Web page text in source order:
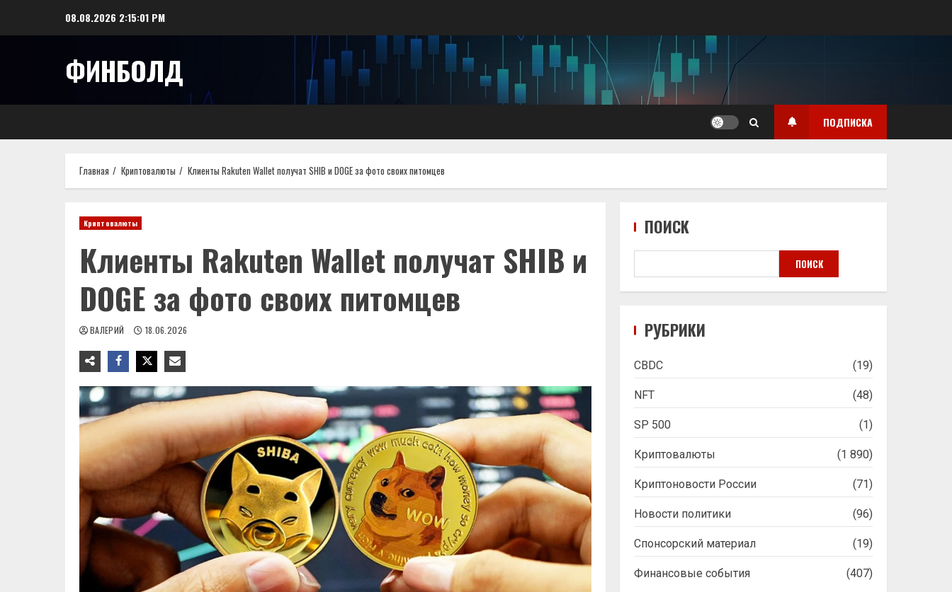
08.08.2026 2:15:02 PM
ФИНБОЛД
ПОДПИСКА
Главная Криптовалюты Клиенты Rakuten Wallet получат SHIB и DOGE за фото своих питомцев
Криптовалюты
Клиенты Rakuten Wallet получат SHIB и
DOGE за фото своих питомцев
ВАЛЕРИЙ 18.06.2026
ПОИСК
ПОИСК
РУБРИКИ
CBDC (19)
NFT (48)
SP 500 (1)
Криптовалюты (1 890)
Криптоновости России (71)
Новости политики (96)
Спонсорский материал (19)
Финансовые события (407)